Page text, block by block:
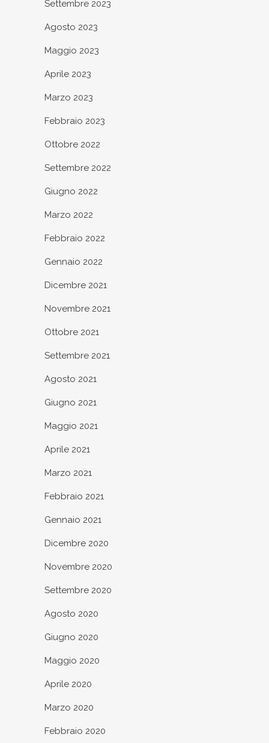
Settembre 2023
Agosto 2023
Maggio 2023
Aprile 2023
Marzo 2023
Febbraio 2023
Ottobre 2022
Settembre 2022
Giugno 2022
Marzo 2022
Febbraio 2022
Gennaio 2022
Dicembre 2021
Novembre 2021
Ottobre 2021
Settembre 2021
Agosto 2021
Giugno 2021
Maggio 2021
Aprile 2021
Marzo 2021
Febbraio 2021
Gennaio 2021
Dicembre 2020
Novembre 2020
Settembre 2020
Agosto 2020
Giugno 2020
Maggio 2020
Aprile 2020
Marzo 2020
Febbraio 2020